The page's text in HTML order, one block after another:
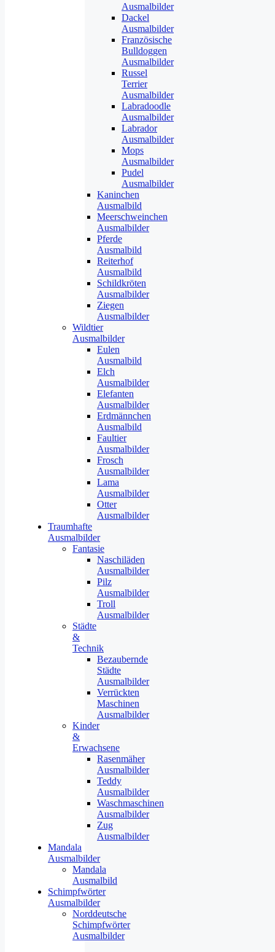
Ausmalbilder
Dackel
Ausmalbilder
Französische
Bulldoggen
Ausmalbilder
Russel
Terrier
Ausmalbilder
Labradoodle
Ausmalbilder
Labrador
Ausmalbilder
Mops
Ausmalbilder
Pudel
Ausmalbilder
Kaninchen
Ausmalbild
Meerschweinchen
Ausmalbilder
Pferde
Ausmalbild
Reiterhof
Ausmalbild
Schildkröten
Ausmalbilder
Ziegen
Ausmalbilder
Wildtier
Ausmalbilder
Eulen
Ausmalbild
Elch
Ausmalbilder
Elefanten
Ausmalbilder
Erdmännchen
Ausmalbild
Faultier
Ausmalbilder
Frosch
Ausmalbilder
Lama
Ausmalbilder
Otter
Ausmalbilder
Traumhafte
Ausmalbilder
Fantasie
Naschiläden
Ausmalbilder
Pilz
Ausmalbilder
Troll
Ausmalbilder
Städte
&
Technik
Bezaubernde
Städte
Ausmalbilder
Verrückten
Maschinen
Ausmalbilder
Kinder
&
Erwachsene
Rasenmäher
Ausmalbilder
Teddy
Ausmalbilder
Waschmaschinen
Ausmalbilder
Zug
Ausmalbilder
Mandala
Ausmalbilder
Mandala
Ausmalbild
Schimpfwörter
Ausmalbilder
Norddeutsche
Schimpfwörter
Ausmalbilder